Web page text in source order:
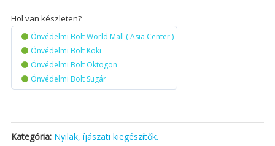
Hol van készleten?
Önvédelmi Bolt World Mall ( Asia Center )
Önvédelmi Bolt Köki
Önvédelmi Bolt Oktogon
Önvédelmi Bolt Sugár
Kategória: Nyilak, íjászati kiegészítők.